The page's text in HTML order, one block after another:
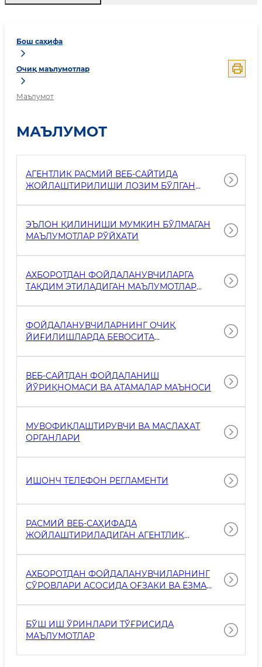
Бош саҳифа
Очиқ маълумотлар
Маълумот
МАЪЛУМОТ
АГЕНТЛИК РАСМИЙ ВЕБ-САЙТИДА
ЖОЙЛАШТИРИЛИШИ ЛОЗИМ БЎЛГАН
ЭЪЛОН ҚИЛИНИШИ МУМКИН БЎЛМАГАН
МАЪЛУМОТЛАР РЎЙХАТИ
АХБОРОТДАН ФОЙДАЛАНУВЧИЛАРГА
ТАҚДИМ ЭТИЛАДИГАН МАЪЛУМОТЛАР
ФОЙДАЛАНУВЧИЛАРНИНГ ОЧИҚ
ЙИҒИЛИШЛАРДА БЕВОСИТА
ТЎҒРИСИДАГИ ЙЎРИҚНОМА
ВЕБ-САЙТДАН ФОЙДАЛАНИШ
ЙЎРИҚНОМАСИ ВА АТАМАЛАР МАЪНОСИ
МУВОФИҚЛАШТИРУВЧИ ВА МАСЛАҲАТ
ОРГАНЛАРИ
ИШОНЧ ТЕЛЕФОН РЕГЛАМЕНТИ
РАСМИЙ ВЕБ-САҲИФАДА
ЖОЙЛАШТИРИЛАДИГАН АГЕНТЛИК
АХБОРОТДАН ФОЙДАЛАНУВЧИЛАРНИНГ
СЎРОВЛАРИ АСОСИДА ОҒЗАКИ ВА ЁЗМА
БЎШ ИШ ЎРИНЛАРИ ТЎҒРИСИДА
МАЪЛУМОТЛАР